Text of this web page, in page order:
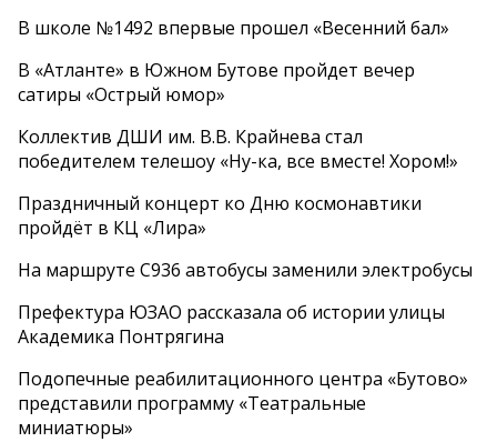
В школе №1492 впервые прошел «Весенний бал»
В «Атланте» в Южном Бутове пройдет вечер
сатиры «Острый юмор»
Коллектив ДШИ им. В.В. Крайнева стал
победителем телешоу «Ну-ка, все вместе! Хором!»
Праздничный концерт ко Дню космонавтики
пройдёт в КЦ «Лира»
На маршруте С936 автобусы заменили электробусы
Префектура ЮЗАО рассказала об истории улицы
Академика Понтрягина
Подопечные реабилитационного центра «Бутово»
представили программу «Театральные
миниатюры»